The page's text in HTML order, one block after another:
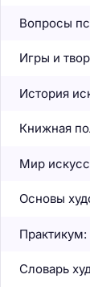
Вопросы
Игры и
История
Книжная
Мир
Основы
Практикум:
Словарь